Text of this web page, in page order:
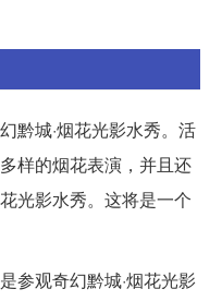
黔城·烟花光影水秀。活
样的烟花表演，并且还
光影水秀。这将是一个
参观奇幻黔城·烟花光影